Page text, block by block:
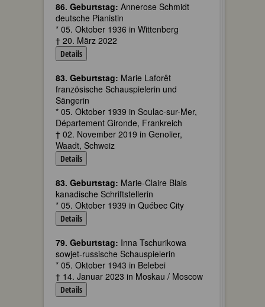
86. Geburtstag: Annerose Schmidt
deutsche Pianistin
* 05. Oktober 1936 in Wittenberg
† 20. März 2022
Details
83. Geburtstag: Marie Laforêt
französische Schauspielerin und
Sängerin
* 05. Oktober 1939 in Soulac-sur-Mer,
Département Gironde, Frankreich
† 02. November 2019 in Genolier,
Waadt, Schweiz
Details
83. Geburtstag: Marie-Claire Blais
kanadische Schriftstellerin
* 05. Oktober 1939 in Québec City
Details
79. Geburtstag: Inna Tschurikowa
sowjet-russische Schauspielerin
* 05. Oktober 1943 in Belebei
† 14. Januar 2023 in Moskau / Moscow
Details